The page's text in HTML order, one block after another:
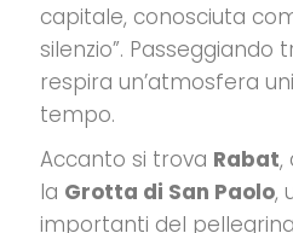
capitale, conosciuta
silenzio”. Passeggiando
respira un’atmosfera
tempo.
Accanto si trova Rabat,
la Grotta di San Paolo,
importanti del